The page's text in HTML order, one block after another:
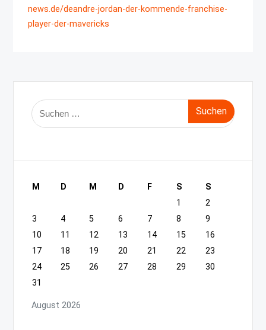
news.de/deandre-jordan-der-kommende-franchise-
player-der-mavericks
Suche
nach:
August 2026
M D M D F S
S
1
2
3
4 5 6 7 8
9
10
11 12 13 14 15
16
17
18 19 20 21 22
23
24
25 26 27 28 29
30
31